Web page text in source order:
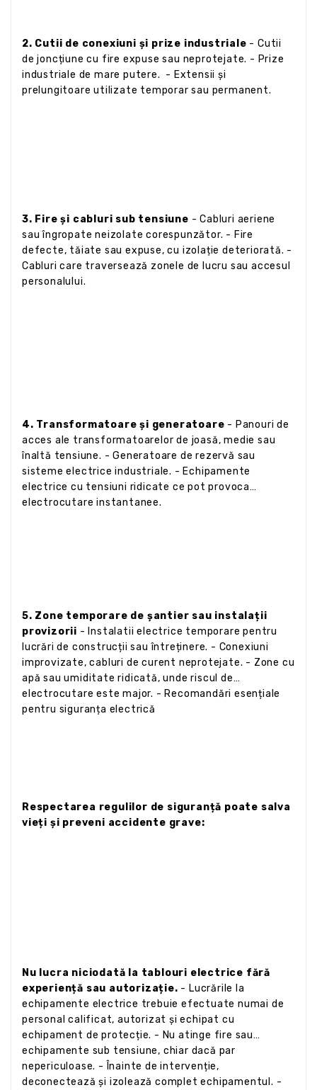
2. Cutii de conexiuni și prize industriale - Cutii
de joncțiune cu fire expuse sau neprotejate. - Prize
industriale de mare putere. - Extensii și
prelungitoare utilizate temporar sau permanent.
3. Fire și cabluri sub tensiune - Cabluri aeriene
sau îngropate neizolate corespunzător. - Fire
defecte, tăiate sau expuse, cu izolație deteriorată. -
Cabluri care traversează zonele de lucru sau accesul
personalului.
4. Transformatoare și generatoare - Panouri de
acces ale transformatoarelor de joasă, medie sau
înaltă tensiune. - Generatoare de rezervă sau
sisteme electrice industriale. - Echipamente
electrice cu tensiuni ridicate ce pot provoca
electrocutare instantanee.
5. Zone temporare de șantier sau instalații
provizorii - Instalatii electrice temporare pentru
lucrări de construcții sau întreținere. - Conexiuni
improvizate, cabluri de curent neprotejate. - Zone cu
apă sau umiditate ridicată, unde riscul de
electrocutare este major. - Recomandări esențiale
pentru siguranța electrică
Respectarea regulilor de siguranță poate salva
vieți și preveni accidente grave:
Nu lucra niciodată la tablouri electrice fără
experiență sau autorizație. - Lucrările la
echipamente electrice trebuie efectuate numai de
personal calificat, autorizat și echipat cu
echipament de protecție. - Nu atinge fire sau
echipamente sub tensiune, chiar dacă par
nepericuloase. - Înainte de intervenție,
deconectează și izolează complet echipamentul. -